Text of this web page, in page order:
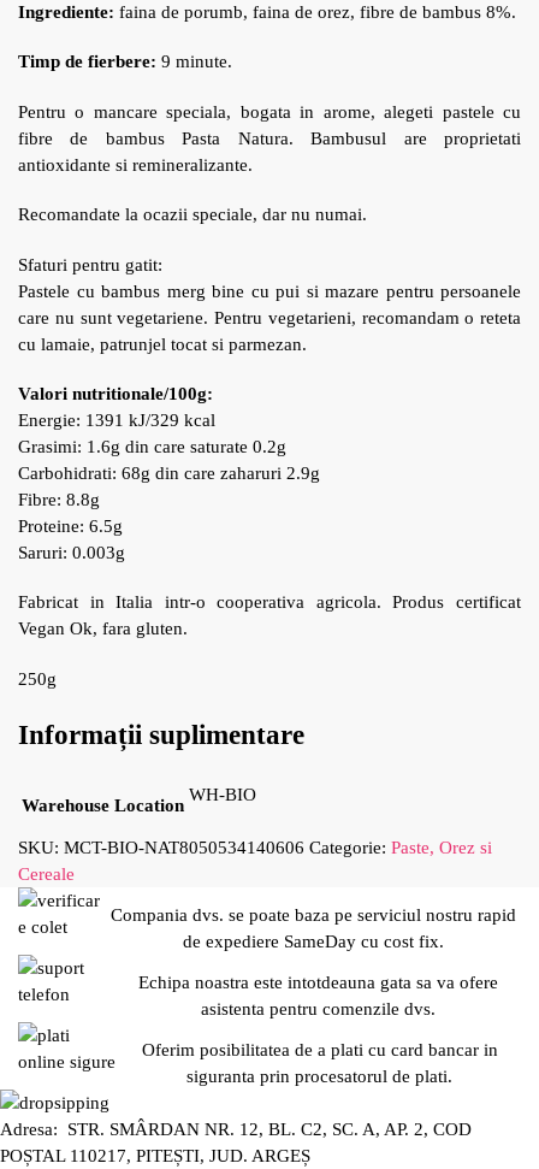
Ingrediente: faina de porumb, faina de orez, fibre de bambus 8%.
Timp de fierbere: 9 minute.
Pentru o mancare speciala, bogata in arome, alegeti pastele cu
fibre de bambus Pasta Natura. Bambusul are proprietati
antioxidante si remineralizante.
Recomandate la ocazii speciale, dar nu numai.
Sfaturi pentru gatit:
Pastele cu bambus merg bine cu pui si mazare pentru persoanele
care nu sunt vegetariene. Pentru vegetarieni, recomandam o reteta
cu lamaie, patrunjel tocat si parmezan.
Valori nutritionale/100g:
Energie: 1391 kJ/329 kcal
Grasimi: 1.6g din care saturate 0.2g
Carbohidrati: 68g din care zaharuri 2.9g
Fibre: 8.8g
Proteine: 6.5g
Saruri: 0.003g
Fabricat in Italia intr-o cooperativa agricola. Produs certificat
Vegan Ok, fara gluten.
250g
Informații suplimentare
Warehouse Location
WH-BIO
SKU: MCT-BIO-NAT8050534140606 Categorie: Paste, Orez si
Cereale
Compania dvs. se poate baza pe serviciul nostru rapid
de expediere SameDay cu cost fix.
Echipa noastra este intotdeauna gata sa va ofere
asistenta pentru comenzile dvs.
Oferim posibilitatea de a plati cu card bancar in
siguranta prin procesatorul de plati.
Adresa: STR. SMÂRDAN NR. 12, BL. C2, SC. A, AP. 2, COD
POȘTAL 110217, PITEȘTI, JUD. ARGEȘ